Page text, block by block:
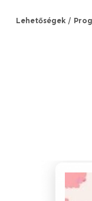
Lehetőségek /